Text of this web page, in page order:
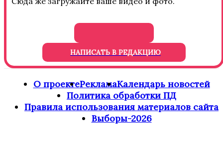
НАПИСАТЬ В РЕДАКЦИЮ
О проектеРекламаКалендарь новостей
Политика обработки ПД
Правила использования материалов сайта
Выборы-2026